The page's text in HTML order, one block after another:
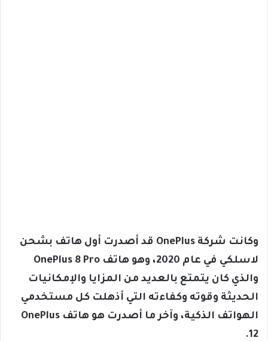
وكانت شركة OnePlus قد أصدرت أول هاتف بشحن
لاسلكي في عام 2020، وهو هاتف OnePlus 8 Pro
والذي كان يتمتع بالعديد من المزايا والإمكانيات
الحديثة وقوته وكفاءته التي أذهلت كل مستخدمي
الهواتف الذكية، وآخر ما أصدرت هو هاتف OnePlus
12.